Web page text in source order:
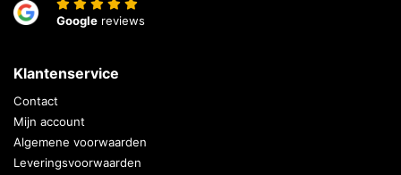
Google reviews
Klantenservice
Contact
Mijn account
Algemene voorwaarden
Leveringsvoorwaarden